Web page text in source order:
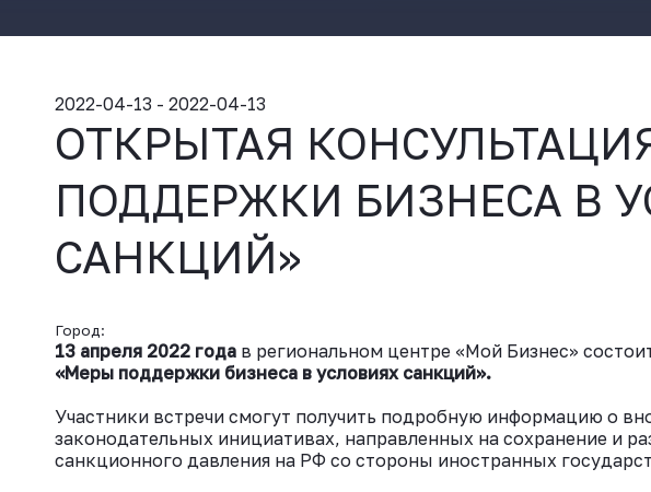
2022-04-13 - 2022-04-13
ОТКРЫТАЯ
ПОДДЕРЖКИ БИЗНЕСА В
САНКЦИЙ»
Город:
13 апреля 2022 года в региональном центре «Мой Бизнес»
«Меры поддержки бизнеса в условиях санкций».
Участники встречи смогут получить подробную информацию о
законодательных инициативах, направленных на сохранение и
санкционного давления на РФ со стороны иностранных